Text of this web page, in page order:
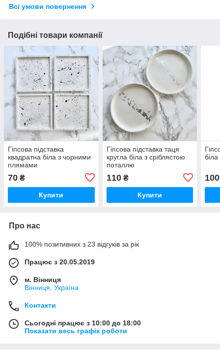
Всі умови повернення
Подібні товари компанії
Гіпсова підставка
квадратна біла з чорними
плямами
70 ₴
Купити
Гіпсова підставка таця
кругла біла з сріблястою
поталлю
110₴
Купити
100
Про нас
100% позитивних з 23 відгуків за рік
Працює з 20.05.2019
м. Вінниця
Вінниця, Україна
Контакти
Сьогодні працює з 10:00 до 18:00
Показати весь графік роботи